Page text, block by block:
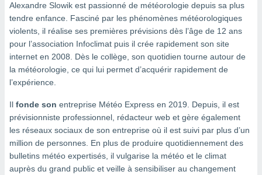
des
Vous
en
et
Alexandre Slowik est passionné de météorologie depuis sa plus
tendre enfance. Fasciné par les phénomènes météorologiques
violents, il réalise ses premières prévisions dès l’âge de 12 ans
pour l’association Infoclimat puis il crée rapidement son site
internet en 2008. Dès le collège, son quotidien tourne autour de
la météorologie, ce qui lui permet d’acquérir rapidement de
l’expérience.
Il fonde son entreprise Météo Express en 2019. Depuis, il est
prévisionniste professionnel, rédacteur web et gère également
les réseaux sociaux de son entreprise où il est suivi par plus d’un
million de personnes. En plus de produire quotidiennement des
bulletins météo expertisés, il vulgarise la météo et le climat
auprès du grand public et veille à sensibiliser au changement